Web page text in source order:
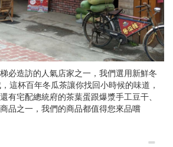
必造訪的人氣店家之一，我們選用新鮮冬
這杯百年冬瓜茶讓你找回小時候的味道，
有宅配總統府的茶葉蛋跟爆漿手工豆干、
品之一，我們的商品都值得您來品嚐